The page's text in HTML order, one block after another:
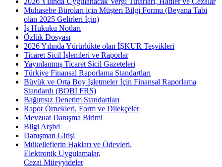
Muhasebe Büroları için Müşteri Bilgi Formu (Beyana Tabi
olan 2025 Gelirleri İçin)
İş Hukuku Notları
Özlük Dosyası
2026 Yılında Yürürlükte olan İŞKUR Teşvikleri
Ticaret Sicil İşlemleri ve Raporlar
Yayınlanmış Ticaret Sicil Gazeteleri
Türkiye Finansal Raporlama Standartları
Büyük ve Orta Boy İşletmeler İçin Finansal Raporlama
Standardı (BOBİ FRS)
Bağımsız Denetim Standartları
Rapor Örnekleri, Form ve Dilekçeler
Mevzuat Danışma Birimi
Bilgi Arşivi
Danışman Girişi
Mükelleflerin Hakları ve Ödevleri,
Elektronik Uygulamalar,
Cezai Müeyyideler